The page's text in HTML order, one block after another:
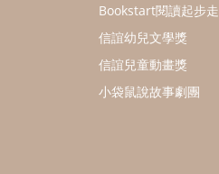
Bookstart閱讀起步走
信誼幼兒文學獎
信誼兒童動畫獎
小袋鼠說故事劇團